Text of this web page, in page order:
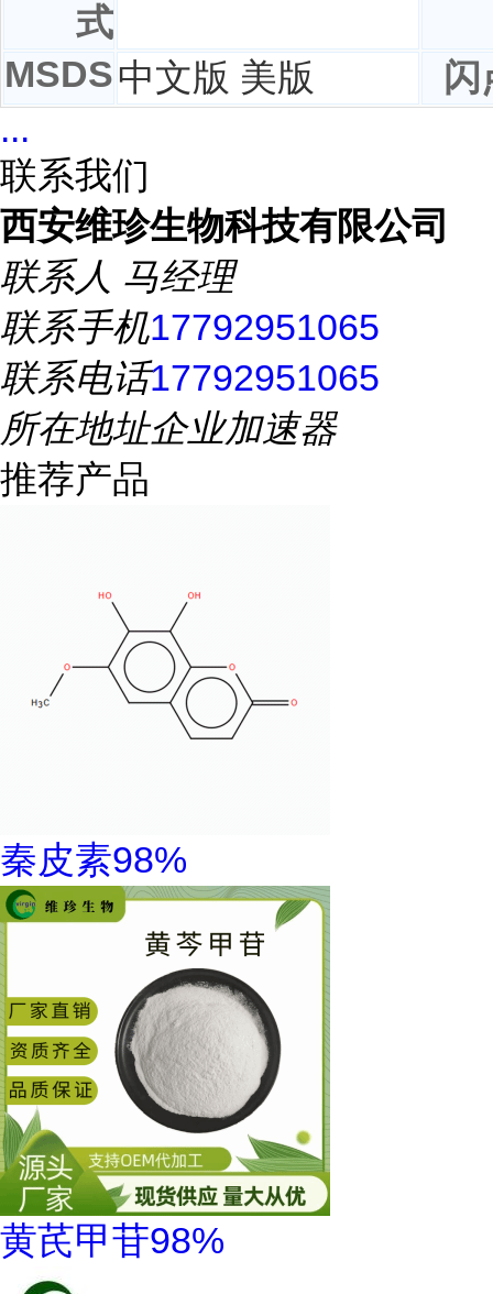
式
MSDS中文版 美版
闪
...
联系我们
西安维珍生物科技有限公司
联系人 马经理
联系手机17792951065
联系电话17792951065
所在地址企业加速器
推荐产品
秦皮素98%
黄芪甲苷98%